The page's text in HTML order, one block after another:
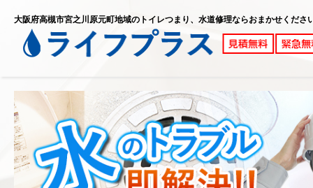
大阪府高槻市宮之川原元町地域のトイレつまり、水道修理ならおまかせくださ